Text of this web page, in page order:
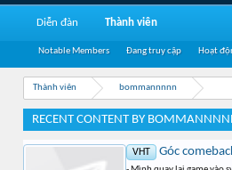
Thành viên bommannnnn
RECENT CONTENT BY
VHT Góc
Diễn đàn Thành viên
Notable Members Đang truy cập Hoạt